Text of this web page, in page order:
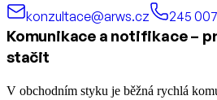
konzultace@arws.cz
245
Komunikace a notifikace –
stačit
V obchodním styku je běžná rychlá